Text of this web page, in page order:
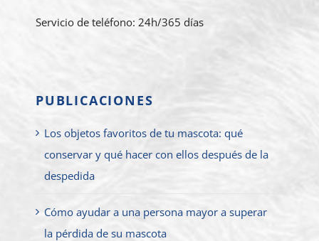
Servicio de teléfono: 24h/365 días
PUBLICACIONES
Los objetos favoritos de tu mascota: qué
conservar y qué hacer con ellos después de la
despedida
Cómo ayudar a una persona mayor a superar
la pérdida de su mascota